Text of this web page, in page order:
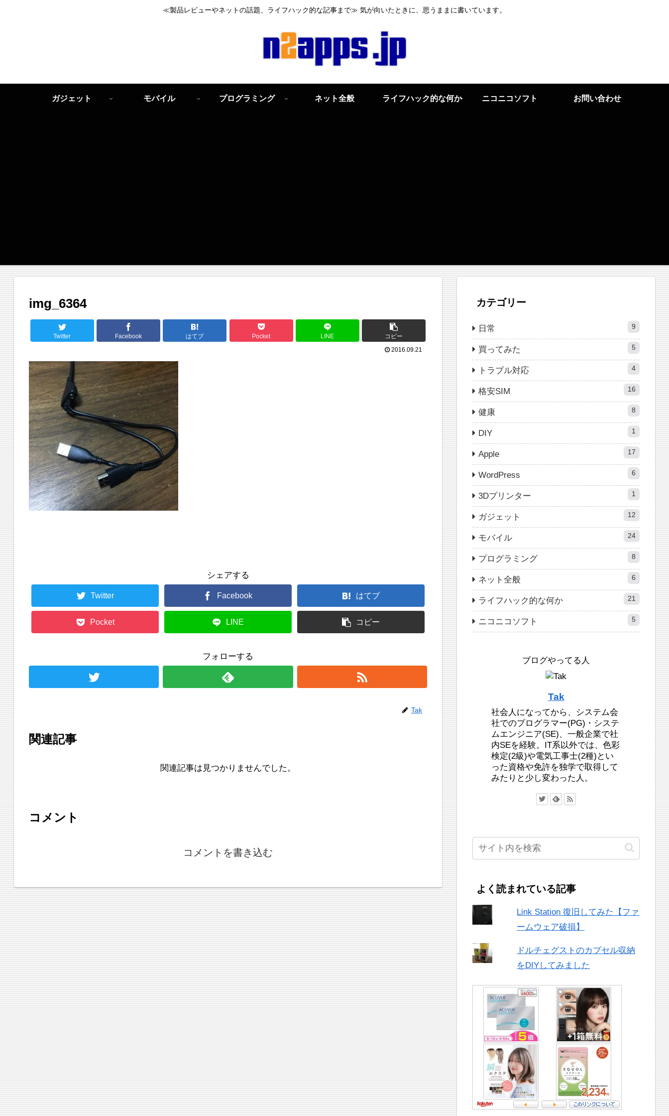
≪製品レビューやネットの話題、ライフハック的な記事まで≫ 気が向いたときに、思うままに書いています。
ガジェット モバイル プログラミング ネット全般 ライフハック的な何か ニコニコソフト お問い合わせ
img_6364
Twitter Facebook はてブ Pocket LINE
コピー
2016.09.21
シェアする
Twitter Facebook はてブ
Pocket LINE コピー
フォローする
Tak
関連記事
関連記事は見つかりませんでした。
コメント
コメントを書き込む
カテゴリー
日常 9
買ってみた 5
トラブル対応 4
格安SIM 16
健康 8
DIY 1
Apple 17
WordPress 6
3Dプリンター 1
ガジェット 12
モバイル 24
プログラミング 8
ネット全般 6
ライフハック的な何か 21
ニコニコソフト 5
ブログやってる人
Tak
社会人になってから、システム会
社でのプログラマー(PG)・システ
ムエンジニア(SE)、一般企業で社
内SEを経験。IT系以外では、色彩
検定(2級)や電気工事士(2種)とい
った資格や免許を独学で取得して
みたりと少し変わった人。
よく読まれている記事
Link Station 復旧してみた【ファ
ームウェア破損】
ドルチェグストのカプセル収納
をDIYしてみました